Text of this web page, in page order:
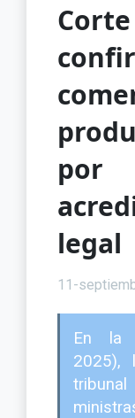
por
legal
11-
En la
2025),